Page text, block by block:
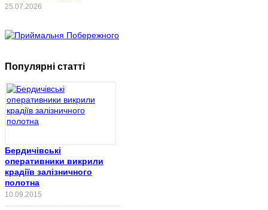
25.07.2026
Популярні статті
Бердичівські
оперативники викрили
крадіїв залізничного
полотна
10.09.2015